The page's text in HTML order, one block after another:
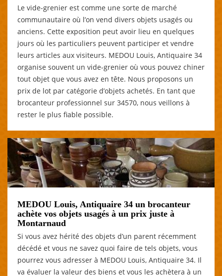
Le vide-grenier est comme une sorte de marché
communautaire où l’on vend divers objets usagés ou
anciens. Cette exposition peut avoir lieu en quelques
jours où les particuliers peuvent participer et vendre
leurs articles aux visiteurs. MEDOU Louis, Antiquaire 34
organise souvent un vide-grenier où vous pouvez chiner
tout objet que vous avez en tête. Nous proposons un
prix de lot par catégorie d’objets achetés. En tant que
brocanteur professionnel sur 34570, nous veillons à
rester le plus fiable possible.
MEDOU Louis, Antiquaire 34 un brocanteur
achète vos objets usagés à un prix juste à
Montarnaud
Si vous avez hérité des objets d’un parent récemment
décédé et vous ne savez quoi faire de tels objets, vous
pourrez vous adresser à MEDOU Louis, Antiquaire 34. Il
va évaluer la valeur des biens et vous les achètera à un